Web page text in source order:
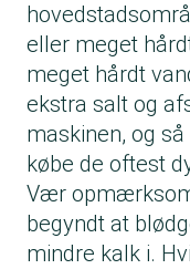
eller meget
meget hårdt
ekstra salt og
maskinen, og
købe de oftest
Vær
begyndt at
mindre kalk i.